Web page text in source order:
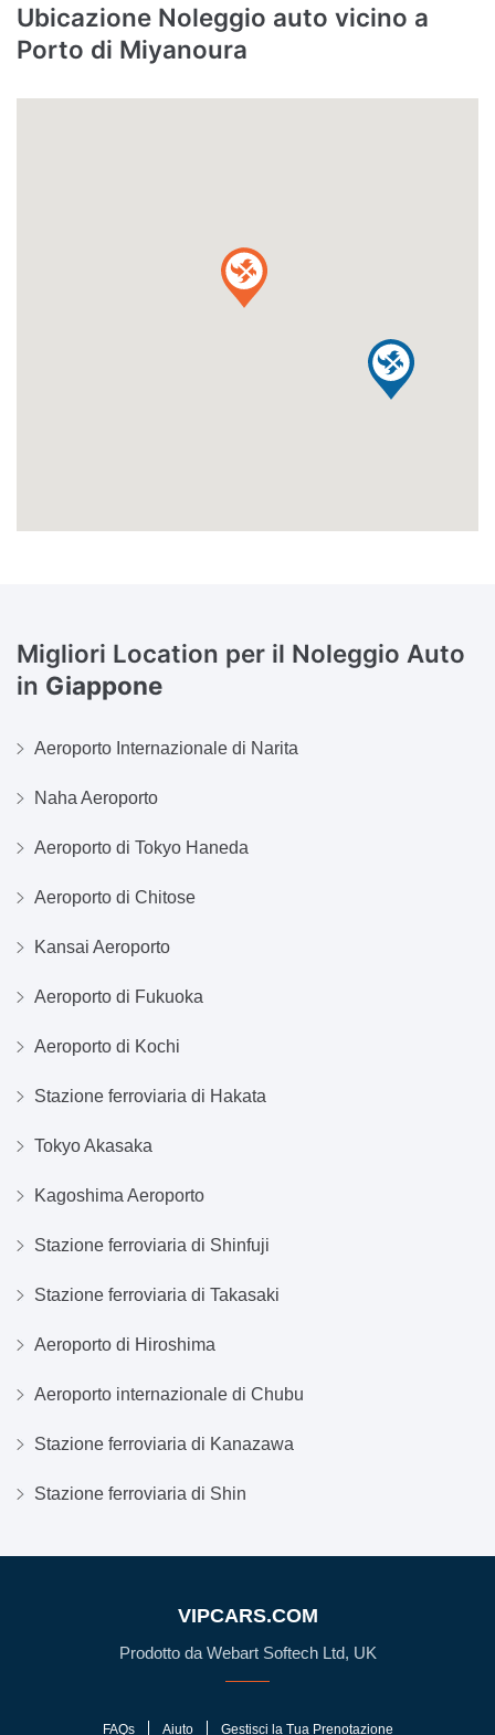
Ubicazione Noleggio auto vicino a
Porto di Miyanoura
Migliori Location per il Noleggio Auto
in Giappone
Aeroporto Internazionale di Narita
Naha Aeroporto
Aeroporto di Tokyo Haneda
Aeroporto di Chitose
Kansai Aeroporto
Aeroporto di Fukuoka
Aeroporto di Kochi
Stazione ferroviaria di Hakata
Tokyo Akasaka
Kagoshima Aeroporto
Stazione ferroviaria di Shinfuji
Stazione ferroviaria di Takasaki
Aeroporto di Hiroshima
Aeroporto internazionale di Chubu
Stazione ferroviaria di Kanazawa
Stazione ferroviaria di Shin
VIPCARS.COM
Prodotto da Webart Softech Ltd, UK
FAQs Aiuto Gestisci la Tua Prenotazione